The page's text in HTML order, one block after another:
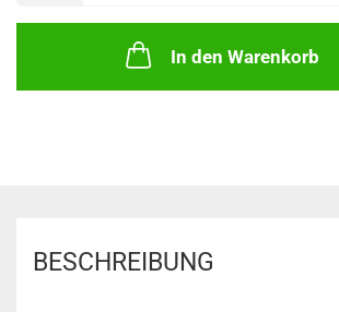
In den Warenkorb
BESCHREIBUNG